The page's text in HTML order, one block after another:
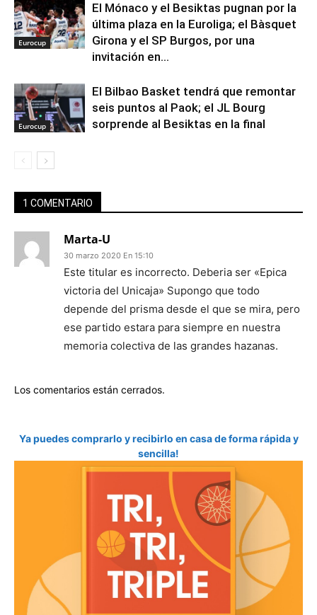
Eurocup
El Mónaco y el Besiktas pugnan por la
última plaza en la Euroliga; el Bàsquet
Girona y el SP Burgos, por una
invitación en...
Eurocup
El Bilbao Basket tendrá que remontar
seis puntos al Paok; el JL Bourg
sorprende al Besiktas en la final
1 COMENTARIO
Marta-U
30 marzo 2020 En 15:10
Este titular es incorrecto. Deberia ser «Epica
victoria del Unicaja» Supongo que todo
depende del prisma desde el que se mira, pero
ese partido estara para siempre en nuestra
memoria colectiva de las grandes hazanas.
Los comentarios están cerrados.
Ya puedes comprarlo y recibirlo en casa de forma rápida y
sencilla!